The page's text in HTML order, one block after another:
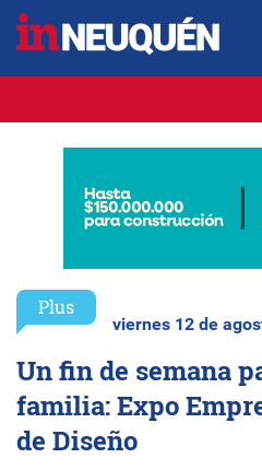
Plus
viernes 12 de
Un fin de semana
familia: Expo
de Diseño